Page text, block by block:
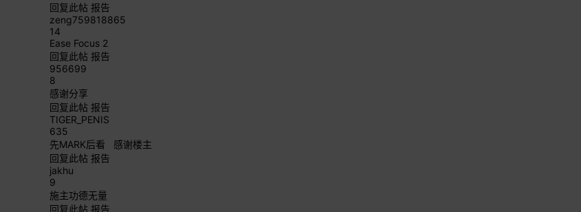
回复此帖 报告
zeng759818865
14
Ease Focus 2
回复此帖 报告
956699
8
感谢分享
回复此帖 报告
TIGER_PENIS
635
先MARK后看 感谢楼主
回复此帖 报告
jakhu
9
施主功德无量
回复此帖 报告